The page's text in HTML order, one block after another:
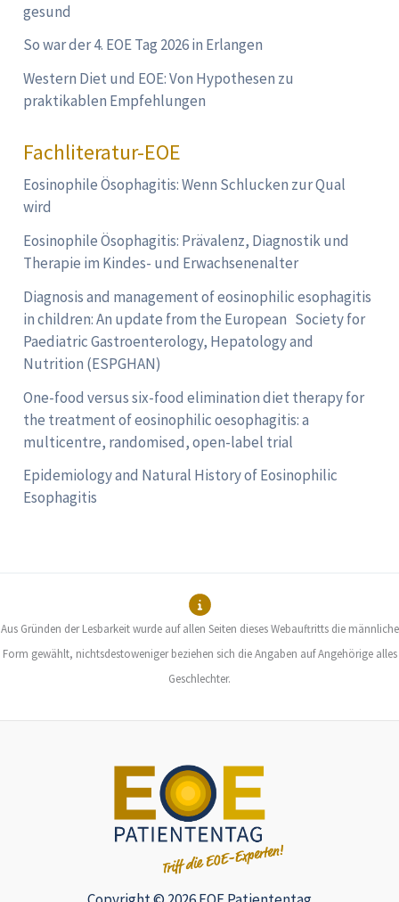
gesund
So war der 4. EOE Tag 2026 in Erlangen
Western Diet und EOE: Von Hypothesen zu
praktikablen Empfehlungen
Fachliteratur-EOE
Eosinophile Ösophagitis: Wenn Schlucken zur Qual
wird
Eosinophile Ösophagitis: Prävalenz, Diagnostik und
Therapie im Kindes- und Erwachsenenalter
Diagnosis and management of eosinophilic esophagitis
in children: An update from the European Society for
Paediatric Gastroenterology, Hepatology and
Nutrition (ESPGHAN)
One-food versus six-food elimination diet therapy for
the treatment of eosinophilic oesophagitis: a
multicentre, randomised, open-label trial
Epidemiology and Natural History of Eosinophilic
Esophagitis
Aus Gründen der Lesbarkeit wurde auf allen Seiten dieses Webauftritts die männliche
Form gewählt, nichtsdestoweniger beziehen sich die Angaben auf Angehörige alles
Geschlechter.